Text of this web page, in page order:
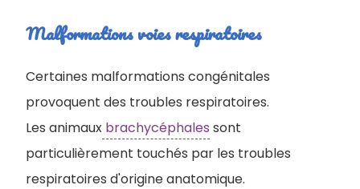
Malformations voies respiratoires
Certaines malformations congénitales
provoquent des troubles respiratoires.
Les animaux brachycéphales sont
particulièrement touchés par les troubles
respiratoires d'origine anatomique.